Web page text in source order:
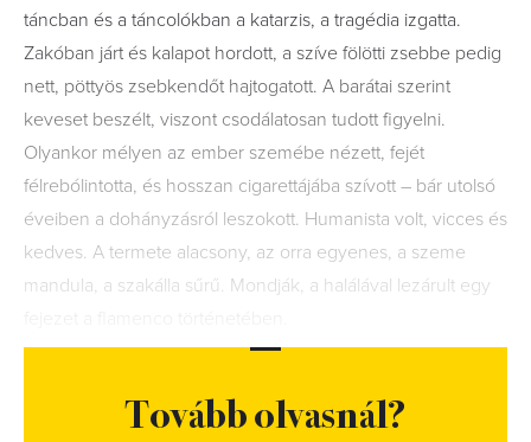
táncban és a táncolókban a katarzis, a tragédia izgatta.
Zakóban járt és kalapot hordott, a szíve fölötti zsebbe pedig
nett, pöttyös zsebkendőt hajtogatott. A barátai szerint
keveset beszélt, viszont csodálatosan tudott figyelni.
Olyankor mélyen az ember szemébe nézett, fejét
félrebólintotta, és hosszan cigarettájába szívott – bár utolsó
éveiben a dohányzásról leszokott. Humanista volt, vicces és
kedves. A termete alacsony, az orra egyenes, a szeme
mandula, a szakálla sűrű. Mondják, a halálával lezárult egy
Tovább olvasnál?